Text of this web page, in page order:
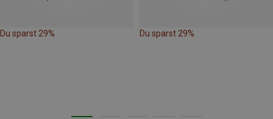
Du sparst 29% Du sparst 29%